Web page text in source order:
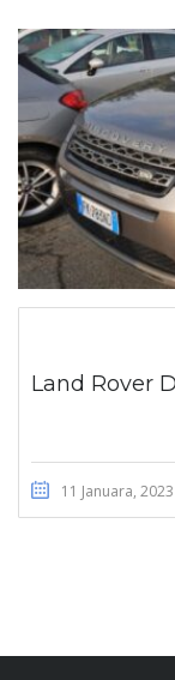
Land Rover
11 Januara, 2023